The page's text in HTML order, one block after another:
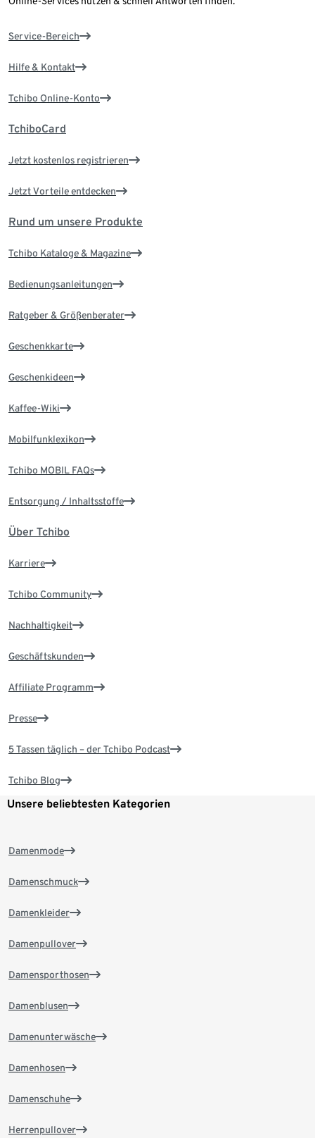
Service-Bereich
Hilfe & Kontakt
Tchibo Online-Konto
TchiboCard
Jetzt kostenlos registrieren
Jetzt Vorteile entdecken
Rund um unsere Produkte
Tchibo Kataloge & Magazine
Bedienungsanleitungen
Ratgeber & Größenberater
Geschenkkarte
Geschenkideen
Kaffee-Wiki
Mobilfunklexikon
Tchibo MOBIL FAQs
Entsorgung / Inhaltsstoffe
Über Tchibo
Karriere
Tchibo Community
Nachhaltigkeit
Geschäftskunden
Affiliate Programm
Presse
5 Tassen täglich – der Tchibo Podcast
Tchibo Blog
Unsere beliebtesten Kategorien
Damenmode
Damenschmuck
Damenkleider
Damenpullover
Damensporthosen
Damenblusen
Damenunterwäsche
Damenhosen
Damenschuhe
Herrenpullover